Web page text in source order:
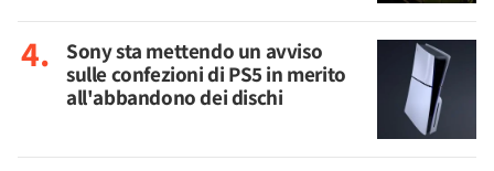
Sony sta mettendo un avviso
sulle confezioni di PS5 in merito
all'abbandono dei dischi